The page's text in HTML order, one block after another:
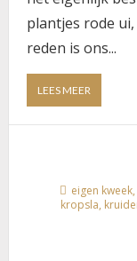
plantjes rode
reden is ons...
LEES MEERABOUT
HOE
GAAT
ONZE
eigen kweek,
kropsla,